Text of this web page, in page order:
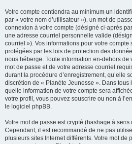
Votre compte contiendra au minimum un
par « votre nom d’utilisateur »), un mot de
connexion à votre compte (désigné ci-après
une adresse courriel personnelle valide
courriel »). Vos informations pour votre
protégées par les lois de protection des
nous héberge. Toute information en-dehors de
mot de passe et de votre adresse courriel
durant la procédure d’enregistrement, qu’elle
discrétion de « Planète Jeunesse ». Dans tous
quelle information de votre compte sera
votre profil, vous pouvez souscrire ou non à
le logiciel phpBB.
Votre mot de passe est crypté (hashage à
Cependant, il est recommandé de ne pas
plusieurs sites Internet différents. Votre mot de